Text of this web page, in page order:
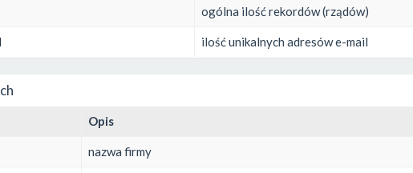
ogólna ilość rekordów (rządów)
ilość unikalnych adresów e-mail
Opis
nazwa firmy